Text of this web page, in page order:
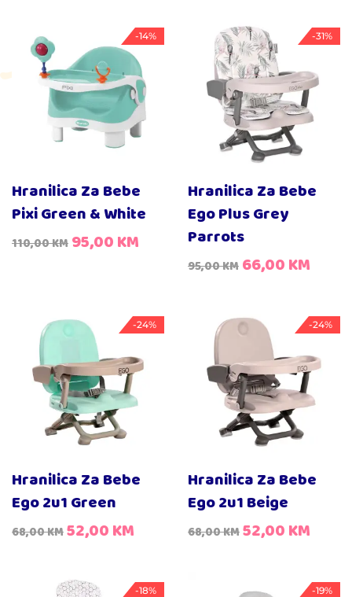
-14%
Hranilica Za Bebe
Pixi Green & White
110,00KM 95,00KM
-31%
Hranilica Za Bebe
Ego Plus Grey
Parrots
95,00KM 66,00KM
-24%
Hranilica Za Bebe
Ego 2u1 Green
68,00KM52,00KM
-24%
Hranilica Za Bebe
Ego 2u1 Beige
68,00KM52,00KM
-18% -19%